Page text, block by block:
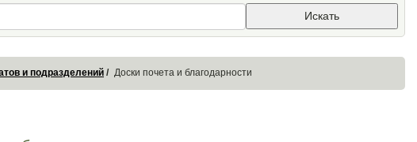
Искать
и подразделений Доски почета и благодарности